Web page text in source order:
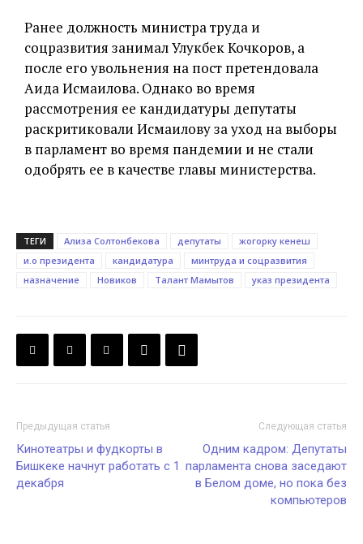
Ранее должность министра труда и
соцразвития занимал Улукбек Кочкоров, а
после его увольнения на пост претендовала
Аида Исмаилова. Однако во время
рассмотрения ее кандидатуры депутаты
раскритиковали Исмаилову за уход на выборы
в парламент во время пандемии и не стали
одобрять ее в качестве главы министерства.
ТЕГИ Ализа Солтонбекова депутаты
жогорку кенеш
и.о президента
кандидатура
минтруда и соцразвития
назначение
Новиков Талант Мамытов указ президента
Предыдущая статья
Кинотеатры и фудкорты в
Бишкеке начнут работать с 1
декабря
Следующая статья
Одним кадром: Депутаты
парламента снова заседают
в Белом доме, но пока без
компьютеров